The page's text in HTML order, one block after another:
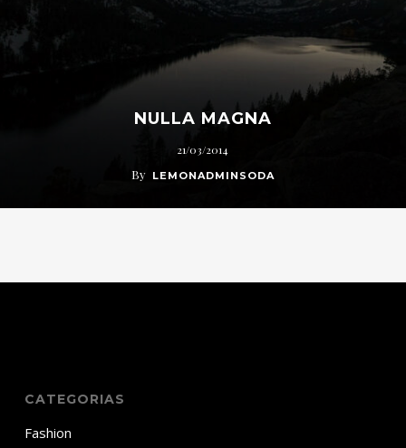
NULLA MAGNA
21/03/2014
By LEMONADMINSODA
CATEGORIAS
Fashion